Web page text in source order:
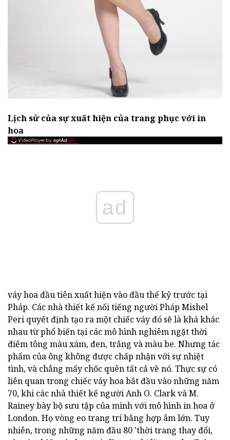
Lịch sử của sự xuất hiện của trang phục với in
hoa
ad
váy hoa đầu tiên xuất hiện vào đầu thế kỷ trước tại
Pháp. Các nhà thiết kế nổi tiếng người Pháp Mishel
Peri quyết định tạo ra một chiếc váy đó sẽ là khá khác
nhau từ phổ biến tại các mô hình nghiêm ngặt thời
điểm tông màu xám, đen, trắng và màu be. Nhưng tác
phẩm của ông không được chấp nhận với sự nhiệt
tình, và chẳng mấy chốc quên tất cả về nó. Thực sự có
liên quan trong chiếc váy hoa bắt đầu vào những năm
70, khi các nhà thiết kế người Anh O. Clark và M.
Rainey bày bộ sưu tập của mình với mô hình in hoa ở
London. Họ vòng eo trang trí bằng hợp âm lớn. Tuy
nhiên, trong những năm đầu 80 'thời trang thay đổi,